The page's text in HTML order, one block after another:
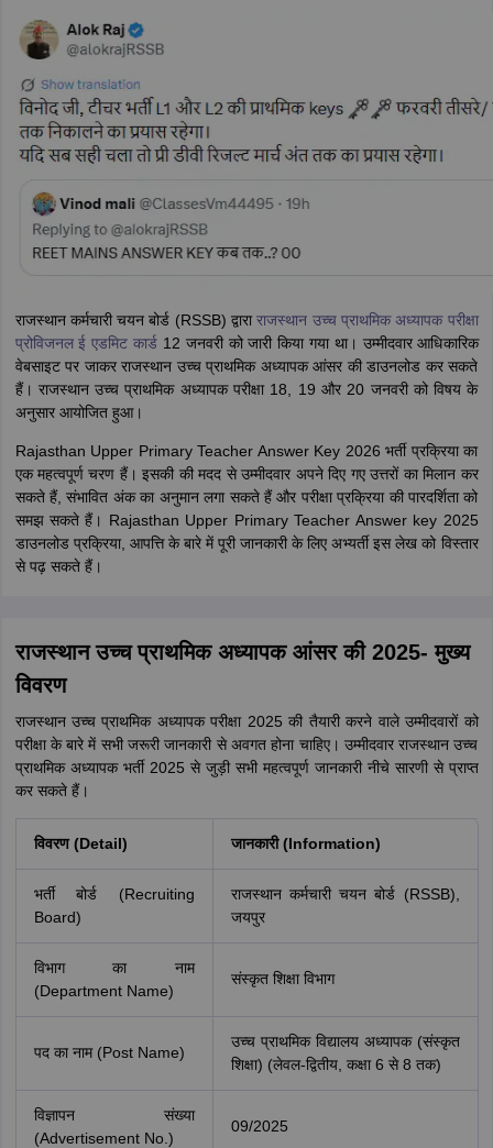
राजस्थान कर्मचारी चयन बोर्ड (RSSB) द्वाराराजस्थान उच्च प्राथमिक अध्यापक परीक्षा
प्रोविजनल ई एडमिट कार्ड 12 जनवरी को जारी किया गया था। उम्मीदवार आधिकारिक
वेबसाइट पर जाकर राजस्थान उच्च प्राथमिक अध्यापक आंसर की डाउनलोड कर सकते
हैं। राजस्थान उच्च प्राथमिक अध्यापक परीक्षा 18, 19 और 20 जनवरी को विषय के
अनुसार आयोजित हुआ।
Rajasthan Upper Primary Teacher Answer Key 2026 भर्ती प्रक्रिया का
एक महत्वपूर्ण चरण हैं। इसकी की मदद से उम्मीदवार अपने दिए गए उत्तरों का मिलान कर
सकते हैं, संभावित अंक का अनुमान लगा सकते हैं और परीक्षा प्रक्रिया की पारदर्शिता को
समझ सकते हैं। Rajasthan Upper Primary Teacher Answer key 2025
डाउनलोड प्रक्रिया, आपत्ति के बारे में पूरी जानकारी के लिए अभ्यर्ती इस लेख को विस्तार
से पढ़ सकते हैं।
राजस्थान उच्च प्राथमिक अध्यापक आंसर की 2025- मुख्य
विवरण
राजस्थान उच्च प्राथमिक अध्यापक परीक्षा 2025 की तैयारी करने वाले उम्मीदवारों को
परीक्षा के बारे में सभी जरूरी जानकारी से अवगत होना चाहिए। उम्मीदवार राजस्थान उच्च
प्राथमिक अध्यापक भर्ती 2025 से जुड़ी सभी महत्वपूर्ण जानकारी नीचे सारणी से प्राप्त
कर सकते हैं।
विवरण (Detail) जानकारी (Information)
भर्ती बोर्ड (Recruiting
Board)
राजस्थान कर्मचारी चयन बोर्ड (RSSB),
जयपुर
विभाग का नाम
(Department Name)
संस्कृत शिक्षा विभाग
पद का नाम (Post Name)
उच्च प्राथमिक विद्यालय अध्यापक (संस्कृत
शिक्षा) (लेवल-द्वितीय, कक्षा 6 से 8 तक)
विज्ञापन संख्या
(Advertisement No.)
09/2025